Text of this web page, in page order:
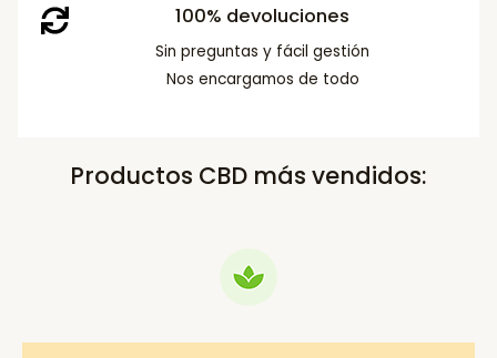
100% devoluciones
Sin preguntas y fácil gestión
Nos encargamos de todo
Productos CBD más vendidos: